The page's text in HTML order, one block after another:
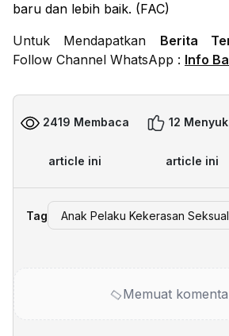
baru dan lebih baik. (FAC)
Untuk Mendapatkan Berita
Follow Channel WhatsApp : Info
2419 Membaca
article ini
12
article ini
Tag Anak Pelaku Kekerasan Seksual
Memuat